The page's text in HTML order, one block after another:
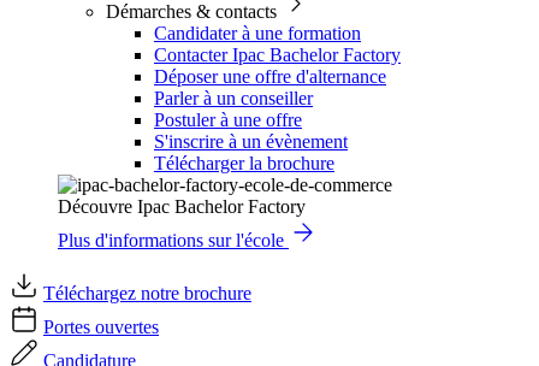
Démarches & contacts
Candidater à une formation
Contacter Ipac Bachelor Factory
Déposer une offre d'alternance
Parler à un conseiller
Postuler à une offre
S'inscrire à un évènement
Télécharger la brochure
Découvre Ipac Bachelor Factory
Plus d'informations sur l'école
Téléchargez notre brochure
Portes ouvertes
Candidature